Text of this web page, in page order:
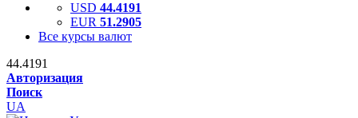
USD 44.4191
EUR 51.2905
Все курсы валют
44.4191
Авторизация
Поиск
UA